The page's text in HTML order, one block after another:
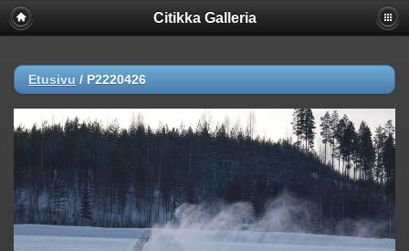
Citikka Galleria
Etusivu / P2220426